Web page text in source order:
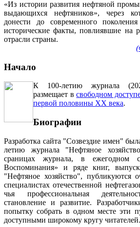
«Из истории развития нефтяной
выдающихся нефтяников», через
донести до современного
исторические факты, повлиявшие на
отрасли страны.
Начало
К 100-летию журнала
размещает всвободном
первой половины ХХ века.
Биографии
Разработка сайта "Созвездие имен"
летию журнала "Нефтяное
сраницах журнала, в ежегодном
Воспоминания» и ряде книг,
"Нефтяное хозяйство", публикуются
специалистах отечественной
чья профессиональная
становление и развитие.
попытку собрать в одном месте эти
доступными широкому кругу читателей.